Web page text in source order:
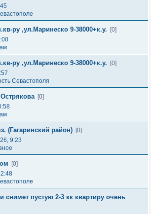
ру ,ул.Маринеско 9-38000+к.у.
[0]
ру ,ул.Маринеско 9-38000+к.у.
[0]
Севастополя
[0]
(Гагаринский район) [0]
9:23
[0]
снимет пустую 2-3 кк квартиру очень